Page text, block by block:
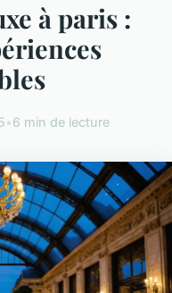
à paris :
•6 min de lecture